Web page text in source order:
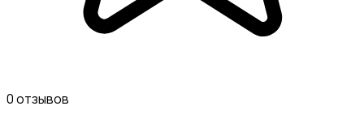
0 отзывов